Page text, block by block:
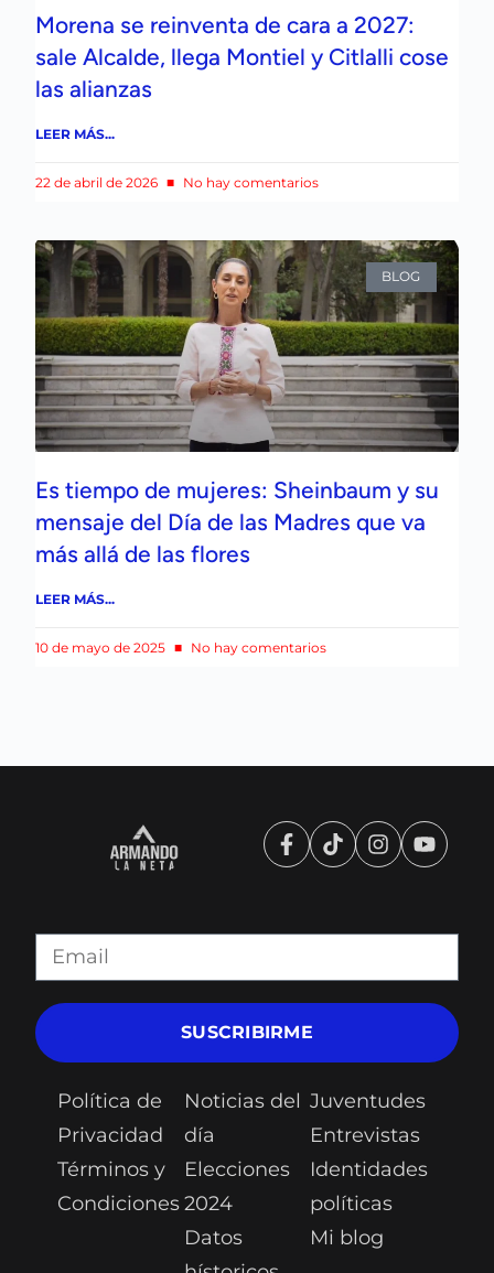
Morena se reinventa de cara a 2027:
sale Alcalde, llega Montiel y Citlalli cose
las alianzas
LEER MÁS...
22 de abril de 2026 No hay comentarios
BLOG
Es tiempo de mujeres: Sheinbaum y su
mensaje del Día de las Madres que va
más allá de las flores
LEER MÁS...
10 de mayo de 2025 No hay comentarios
SUSCRIBIRME
Política de
Privacidad
Términos y
Condiciones
Noticias del
día
Elecciones
2024
Datos
Juventudes
Entrevistas
Identidades
políticas
Mi blog